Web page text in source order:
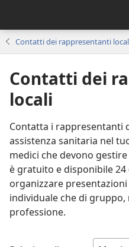
Contatti dei rappresentanti
Contatti dei
locali
Contatta i rappresentanti
assistenza sanitaria nel
medici che devono
è gratuito e disponibile 24
organizzare
individuale che di
professione.